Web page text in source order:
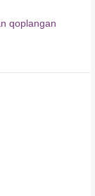
qoplangan